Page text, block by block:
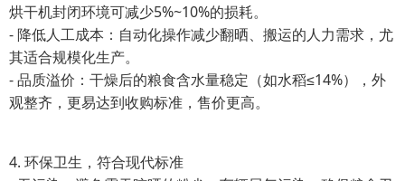
烘干机封闭环境可减少5%~10%的损耗。
- 降低人工成本：自动化操作减少翻晒、搬运的人力需求，尤
其适合规模化生产。
- 品质溢价：干燥后的粮食含水量稳定（如水稻≤14%），外
观整齐，更易达到收购标准，售价更高。
4. 环保卫生，符合现代标准